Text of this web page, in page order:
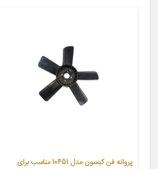
پروانه فن کبسون مدل 10451 مناسب برای